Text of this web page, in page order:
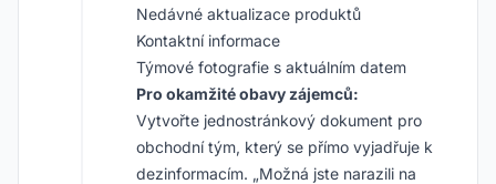
Nedávné aktualizace produktů
Kontaktní informace
Týmové fotografie s aktuálním datem
Pro okamžité obavy zájemců:
Vytvořte jednostránkový dokument pro
obchodní tým, který se přímo vyjadřuje k
dezinformacím. „Možná jste narazili na